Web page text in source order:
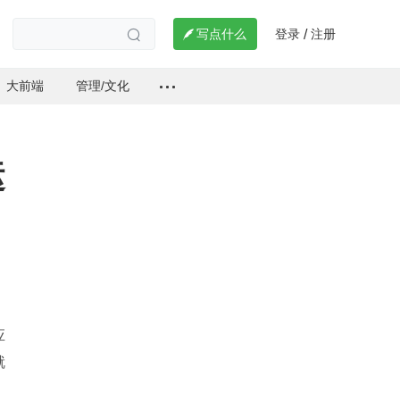
  写点什么 登录 / 注册
大前端 管理/文化